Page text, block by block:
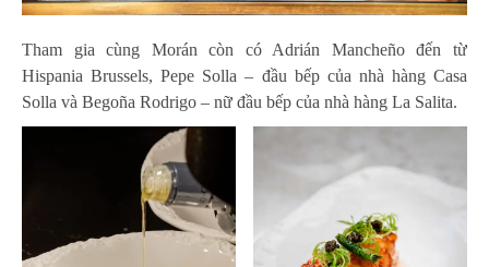
Tham gia cùng Morán còn có Adrián Mancheño đến từ
Hispania Brussels, Pepe Solla – đầu bếp của nhà hàng Casa
Solla và Begoña Rodrigo – nữ đầu bếp của nhà hàng La Salita.